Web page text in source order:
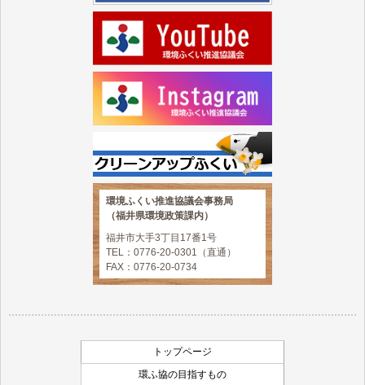
環境ふくい推進協議会事務局
（福井県環境政策課内）
福井市大手3丁目17番1号
TEL：0776-20-0301（直通）
FAX：0776-20-0734
トップページ
環ふ協の目指すもの